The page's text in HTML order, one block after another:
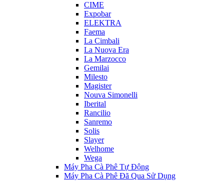
CIME
Expobar
ELEKTRA
Faema
La Cimbali
La Nuova Era
La Marzocco
Gemilai
Milesto
Magister
Nouva Simonelli
Iberital
Rancilio
Sanremo
Solis
Slayer
Welhome
Wega
Máy Pha Cà Phê Tự Động
Máy Pha Cà Phê Đã Qua Sử Dụng